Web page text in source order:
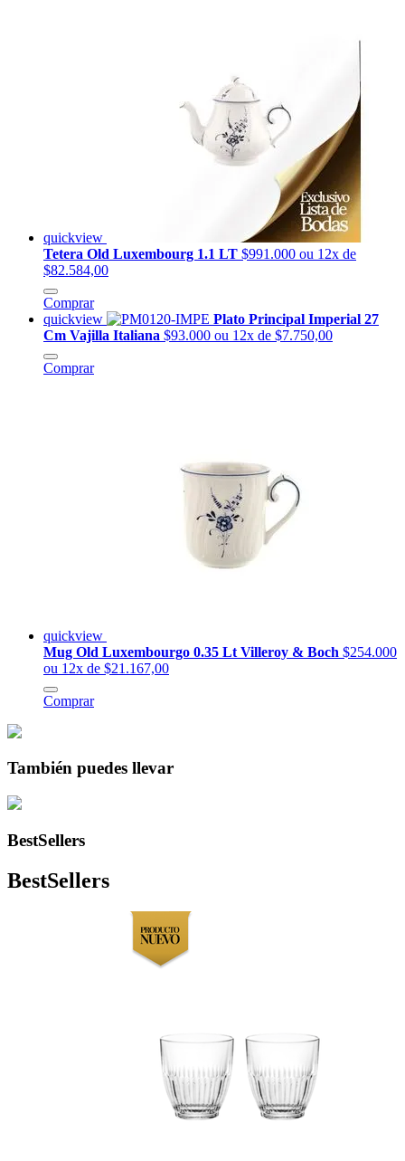
quickview
Tetera Old Luxembourg 1.1 LT $991.000 ou 12x de
$82.584,00
Comprar
quickview
Plato Principal Imperial 27
Cm Vajilla Italiana $93.000 ou 12x de $7.750,00
Comprar
quickview
Mug Old Luxembourgo 0.35 Lt Villeroy & Boch $254.000
ou 12x de $21.167,00
Comprar
También puedes llevar
BestSellers
BestSellers